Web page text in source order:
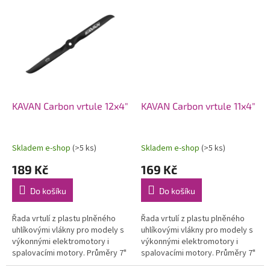
KAVAN Carbon vrtule 12x4"
Skladem e-shop (>5 ks)
189 Kč
Do košíku
Řada vrtulí z plastu plněného
uhlíkovými vlákny pro modely s
výkonnými elektromotory i
spalovacími motory. Průměry 7"
KAVAN Carbon vrtule 11x4"
Skladem e-shop (>5 ks)
169 Kč
Do košíku
Řada vrtulí z plastu plněného
uhlíkovými vlákny pro modely s
výkonnými elektromotory i
spalovacími motory. Průměry 7"